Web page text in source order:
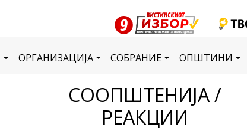
ОРГАНИЗАЦИЈА СОБРАНИЕ ОПШТИНИ
СООПШТЕНИЈА /
РЕАКЦИИ